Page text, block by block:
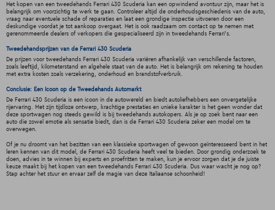
Het kopen van een tweedehands Ferrari 430 Scuderia kan een opwindend avontuur zijn, maar het is
belangrijk om voorzichtig te werk te gaan. Controleer altijd de onderhoudsgeschiedenis van de auto,
vraag naar eventuele schade of reparaties en laat een grondige inspectie uitvoeren door een
deskundige voordat je tot aankoop overgaat. Het is ook raadzaam om contact op te nemen met
gerenommeerde dealers of verkopers die gespecialiseerd zijn in tweedehands Ferrari's.
Tweedehandsprijzen van de Ferrari 430 Scuderia
De prijzen voor tweedehands Ferrari 430 Scuderia variëren afhankelijk van verschillende factoren,
zoals leeftijd, kilometerstand en algehele staat van de auto. Het is belangrijk om rekening te houden
met extra kosten zoals verzekering, onderhoud en brandstofverbruik.
Conclusie: Een Icoon op de Tweedehands Automarkt
De Ferrari 430 Scuderia is een icoon in de autowereld en biedt autoliefhebbers een onvergetelijke
rijervaring. Met zijn tijdloze ontwerp, krachtige prestaties en unieke karakter is het geen wonder dat
deze sportwagen nog steeds gewild is bij tweedehands autokopers. Als je op zoek bent naar een
auto die zowel emotie als sensatie biedt, dan is de Ferrari 430 Scuderia zeker een model om te
overwegen.
Of je nu droomt van het bezitten van een klassieke sportwagen of gewoon geïnteresseerd bent in het
leren kennen van dit model, de Ferrari 430 Scuderia heeft veel te bieden. Door grondig onderzoek te
doen, advies in te winnen bij experts en proefritten te maken, kun je ervoor zorgen dat je de juiste
keuze maakt bij het kopen van een tweedehands Ferrari 430 Scuderia. Dus waar wacht je nog op?
Stap achter het stuur en ervaar zelf de magie van deze Italiaanse schoonheid!